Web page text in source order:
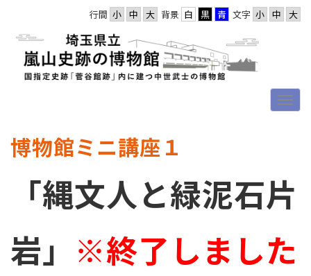
文字
背景
行間
博物館ミニ講座１
「縄文人と緑泥石片
岩」 ※終了しました